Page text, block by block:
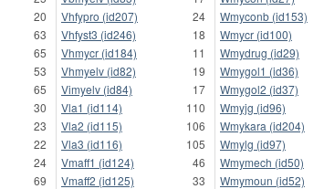
20
63
65
53
65
30
23
22
24
69
Vhfypro (id207)
24
Vhfyst3 (id246)
18
Vhmycr (id184)
11
Vhmyelv (id82)
19
Vimyelv (id84)
17
Vla1 (id114)
110
Vla2 (id115)
106
Vla3 (id116)
105
Vmaff1 (id124)
46
Vmaff2 (id125)
33
Wmyconb (id153)
Wmycr (id100)
Wmydrug (id29)
Wmygol1 (id36)
Wmygol2 (id37)
Wmyjg (id96)
Wmykara (id204)
Wmylg (id97)
Wmymech (id50)
Wmymoun (id52)